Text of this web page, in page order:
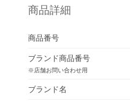
商品詳細
商品番号
ブランド商品番号
※店舗お問い合わせ用
ブランド名